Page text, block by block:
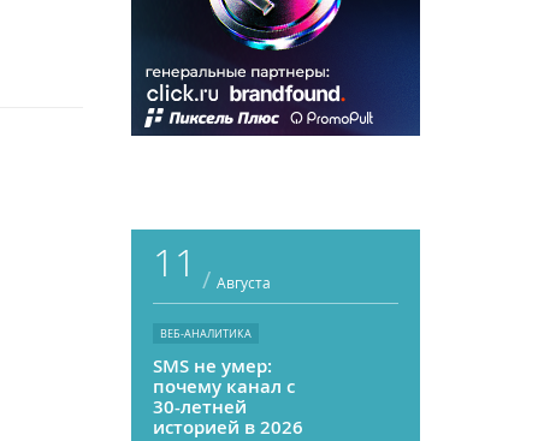
11 / Августа
ВЕБ-АНАЛИТИКА
SMS не умер:
почему канал с
30-летней
историей в 2026